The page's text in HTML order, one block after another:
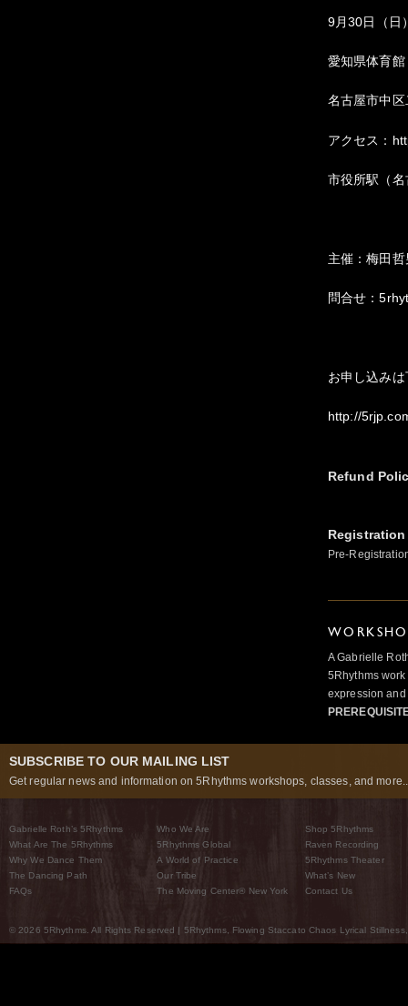
9月30日（日
愛知県体育
名古屋市中
アクセス：
市役所駅（
主催：梅田哲
問合せ：
お申し込み
http://
Refund
Pre-
A Gabrielle
5Rhythms
expression
SUBSCRIBE TO OUR MAILING LIST
Get regular news and information on 5Rhythms workshops, classes, and
Gabrielle Roth’s 5Rhythms
What Are The 5Rhythms
Why We Dance Them
The Dancing Path
FAQs
Who We Are
5Rhythms Global
A World of Practice
Our Tribe
The Moving Center® New York
Shop 5Rhythms
Raven Recording
5Rhythms Theater
What’s New
Contact Us
© 2026 5Rhythms. All Rights Reserved | 5Rhythms, Flowing Staccato Chaos Lyrical